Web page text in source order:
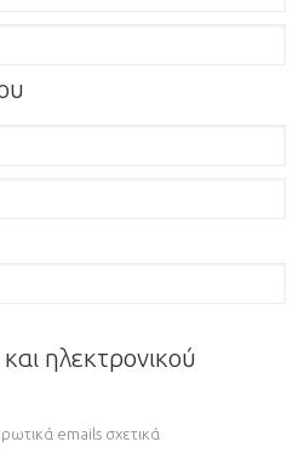
ηλεκτρονικού
emails σχετικά